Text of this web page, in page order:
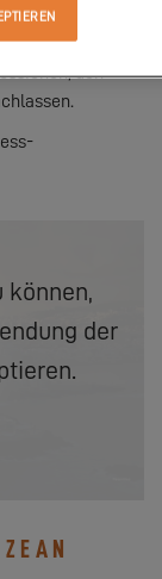
den
können,
der